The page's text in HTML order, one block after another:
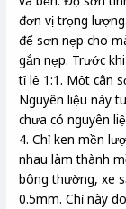
đơn vị trọng
để sơn nẹp cho
gắn nẹp. Trước
tỉ lệ 1:1. Một cân
Nguyên liệu này
chưa có nguyên
4. Chỉ ken mền
nhau làm thành
bông thường, xe
0.5mm. Chỉ này